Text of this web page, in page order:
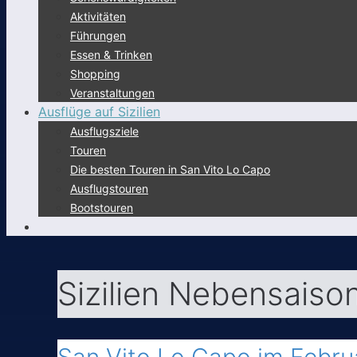
Aktivitäten
Führungen
Essen & Trinken
Shopping
Veranstaltungen
Ausflüge auf Sizilien
Ausflugsziele
Touren
Die besten Touren in San Vito Lo Capo
Ausflugstouren
Bootstouren
Sizilien